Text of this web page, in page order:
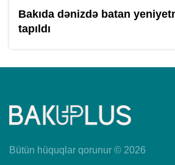
Bakıda dənizdə batan
tapıldı
Bütün hüquqlar qorunur © 2026